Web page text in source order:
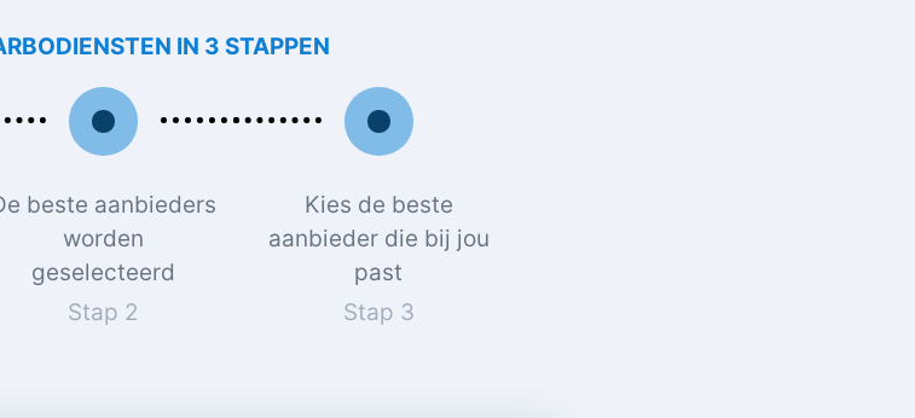
IN 3 STAPPEN
beste aanbieders
worden
geselecteerd
Stap 2
Kies de beste
aanbieder die bij jou
past
Stap 3